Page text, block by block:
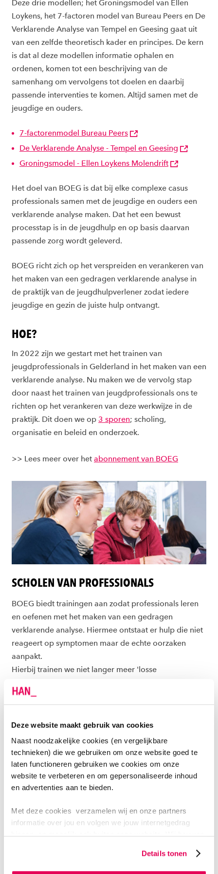
Deze website maakt gebruik van cookies
Naast noodzakelijke cookies (en vergelijkbare
technieken) die we gebruiken om onze website goed te
laten functioneren gebruiken we cookies om onze
website te verbeteren en om gepersonaliseerde inhoud
en advertenties aan te bieden.
Met deze cookies verzamelen wij en onze partners
informatie over jou en volgen we jouw internetgedrag
binnen, en mogelijk ook buiten onze website. Wij bouwen
website en communicatie aan op jouw voorkeuren. Ook
kunnen we zo gerichte advertenties laten zien op basis
Details tonen
Deze drie modellen; het Groningsmodel van Ellen
Loykens, het 7-factoren model van Bureau Peers en De
Verklarende Analyse van Tempel en Geesing gaat uit
van een zelfde theoretisch kader en principes. De kern
is dat al deze modellen informatie ophalen en
ordenen, komen tot een beschrijving van de
samenhang om vervolgens tot doelen en daarbij
passende interventies te komen. Altijd samen met de
jeugdige en ouders.
7-factorenmodel Bureau Peers
De Verklarende Analyse - Tempel en Geesing
Groningsmodel - Ellen Loykens Molendrift
Het doel van BOEG is dat bij elke complexe casus
professionals samen met de jeugdige en ouders een
verklarende analyse maken. Dat het een bewust
processtap is in de jeugdhulp en op basis daarvan
passende zorg wordt geleverd.
BOEG richt zich op het verspreiden en verankeren van
het maken van een gedragen verklarende analyse in
de praktijk van de jeugdhulpverlener zodat iedere
jeugdige en gezin de juiste hulp ontvangt.
HOE?
In 2022 zijn we gestart met het trainen van
jeugdprofessionals in Gelderland in het maken van een
verklarende analyse. Nu maken we de vervolg stap
door naast het trainen van jeugdprofessionals ons te
richten op het verankeren van deze werkwijze in de
praktijk. Dit doen we op 3 sporen; scholing,
organisatie en beleid en onderzoek.
>> Lees meer over het abonnement van BOEG
SCHOLEN VAN PROFESSIONALS
BOEG biedt trainingen aan zodat professionals leren
en oefenen met het maken van een gedragen
verklarende analyse. Hiermee ontstaat er hulp die niet
reageert op symptomen maar de echte oorzaken
aanpakt.
Hierbij trainen we niet langer meer 'losse
organisaties of regio’s om inbedding in de praktijk te
voorwaarde voordat we trainingen gaan inplannen.
Trainingen worden verzorgd door Bureau Peers, het
Child Study Center van Accare en de Hogeschool van
Arnhem en Nijmegen (HAN).
HAN
De HAN geeft trainingen, intervisie en begeleidt